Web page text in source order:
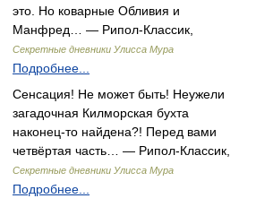
это. Но коварные Обливия и
Манфред… — Рипол-Классик,
Секретные дневники Улисса Мура
Подробнее...
Сенсация! Не может быть! Неужели
загадочная Килморская бухта
наконец-то найдена?! Перед вами
четвёртая часть… — Рипол-Классик,
Секретные дневники Улисса Мура
Подробнее...